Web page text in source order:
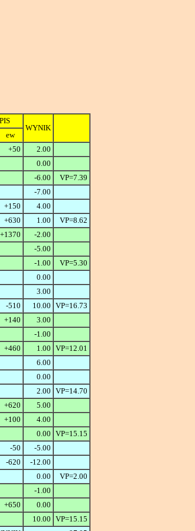
WYNIK
ew
+50
2.00
0.00
-6.00 VP=7.39
-7.00
+150
4.00
+630 1.00 VP=8.62
+1370
-2.00
-5.00
-1.00 VP=5.30
0.00
3.00
-510 10.00 VP=16.73
+140
3.00
-1.00
+460 1.00 VP=12.01
6.00
0.00
2.00 VP=14.70
+620
5.00
+100
4.00
0.00 VP=15.15
-50
-5.00
-620
-12.00
0.00 VP=2.00
-1.00
+650
0.00
10.00 VP=15.15